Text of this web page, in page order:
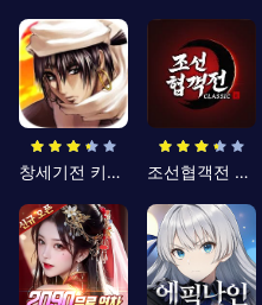
창세기전 키우기 조선협객전 클래식